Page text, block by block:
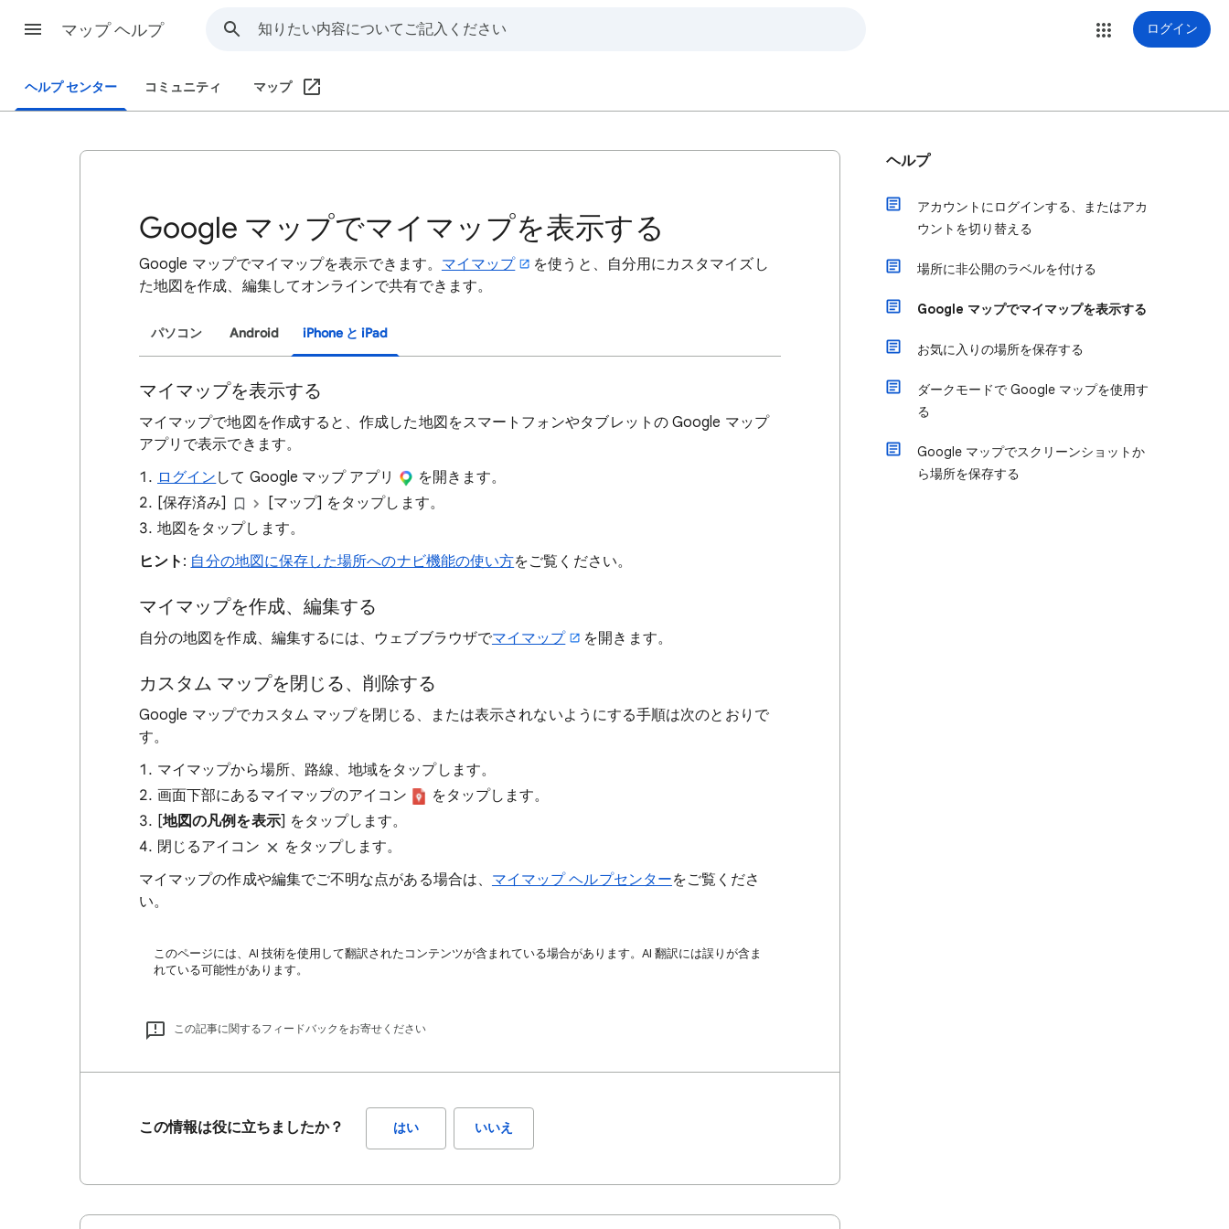
マップ ヘルプ ログイン
ヘルプ センター コミュニティ マップ
Google マップでマイマップを表示する
Google マップでマイマップを表示できます。 マイマップ
を使うと、自分用にカスタマイズし
た地図を作成、編集してオンラインで共有できます。
パソコン Android iPhone と iPad
マイマップを表示する
マイマップで地図を作成すると、作成した地図をスマートフォンやタブレットの Google マップ
アプリで表示できます。
ログイン して Google マップ アプリ
を開きます。
[保存済み]
[マップ] をタップします。
地図をタップします。
ヒント : 自分の地図に保存した場所へのナビ機能の使い方をご覧ください。
マイマップを作成、編集する
自分の地図を作成、編集するには、ウェブブラウザでマイマップ を開きます。
カスタム マップを閉じる、削除する
Google マップでカスタム マップを閉じる、または表示されないようにする手順は次のとおりで
す。
マイマップから場所、路線、地域をタップします。
画面下部にあるマイマップのアイコン
をタップします。
[地図の凡例を表示] をタップします。
閉じるアイコン
をタップします。
マイマップの作成や編集でご不明な点がある場合は、 マイマップ ヘルプセンターをご覧くださ
い。
このページには、AI 技術を使用して翻訳されたコンテンツが含まれている場合があります。AI 翻訳には誤りが含ま
れている可能性があります。
この記事に関するフィードバックをお寄せください
この情報は役に立ちましたか？ はい いいえ
ヘルプ
アカウントにログインする、またはアカ
ウントを切り替える
場所に非公開のラベルを付ける
Google マップでマイマップを表示する
お気に入りの場所を保存する
ダークモードで Google マップを使用す
る
Google マップでスクリーンショットか
ら場所を保存する